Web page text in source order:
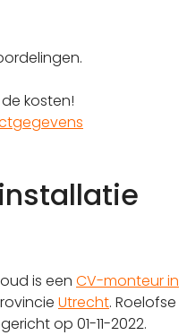
kosten!
is een CV-monteur in
Utrecht. Roelofse
op 01-11-2022.